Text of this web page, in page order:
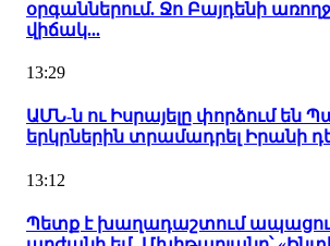
օրգաններում. Ջո Բայդենի
վիճակ...
13:29
ԱՄՆ-ն ու Իսրայելը փորձում են
երկրներին տրամադրել Իրանի
13:12
Պետք է խաղադաշտում